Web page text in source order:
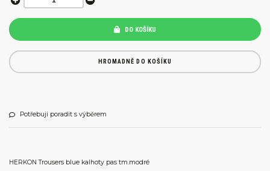
DO KOŠÍKU
HROMADNĚ DO KOŠÍKU
Potřebuji poradit s výběrem
HERKON Trousers blue kalhoty pas tm.modré